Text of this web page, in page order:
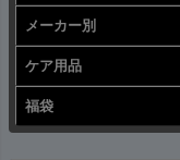
メーカー別
ケア用品
福袋